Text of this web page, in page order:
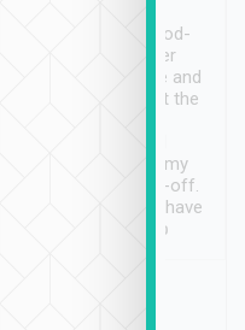
service, vehicles in good-
condition and the driver
service was awesome and
thoughtful. Driver went the
have safely arrived at my
destination after drop-off.
Definitely something I have
not seen elsewhere 👍